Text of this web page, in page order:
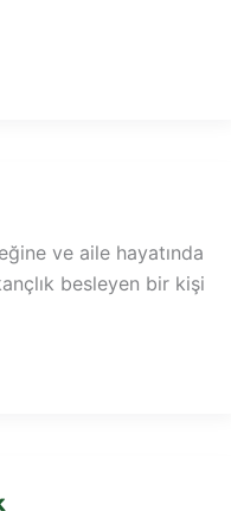
ve aile hayatında
besleyen bir kişi